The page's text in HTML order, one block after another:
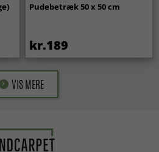
Pudebetræk 50 x 50 cm
kr.189
VIS MERE